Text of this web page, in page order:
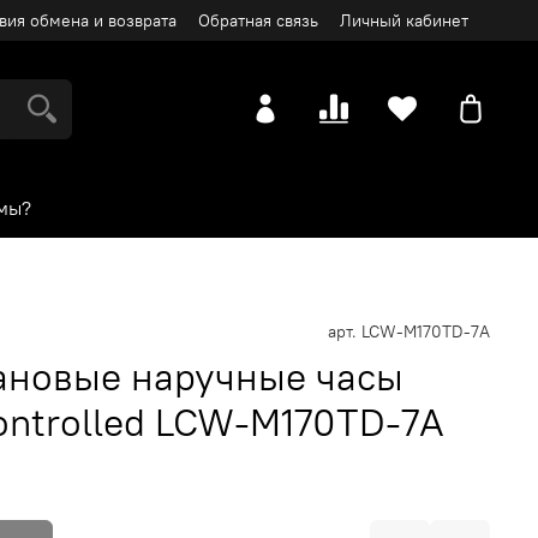
обмена и возврата Обратная связь Личный кабинет
арт. LCW-M170TD-7A
наручные часы
LCW-M170TD-7A